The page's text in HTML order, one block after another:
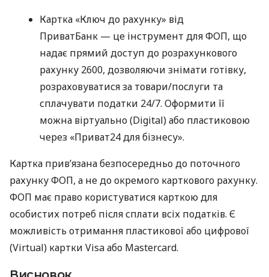
Картка «Ключ до рахунку» від
ПриватБанк — це інструмент для ФОП, що
надає прямий доступ до розрахункового
рахунку 2600, дозволяючи знімати готівку,
розраховуватися за товари/послуги та
сплачувати податки 24/7. Оформити її
можна віртуально (Digital) або пластиковою
через «Приват24 для бізнесу».
Картка прив’язана безпосередньо до поточного
рахунку ФОП, а не до окремого карткового рахунку.
ФОП має право користуватися карткою для
особистих потреб після сплати всіх податків. Є
можливість отримання пластикової або цифрової
(Virtual) картки Visa або Mastercard.